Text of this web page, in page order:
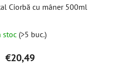
Ciorbă cu mâner 500ml
stoc (>5 buc.)
€20,49